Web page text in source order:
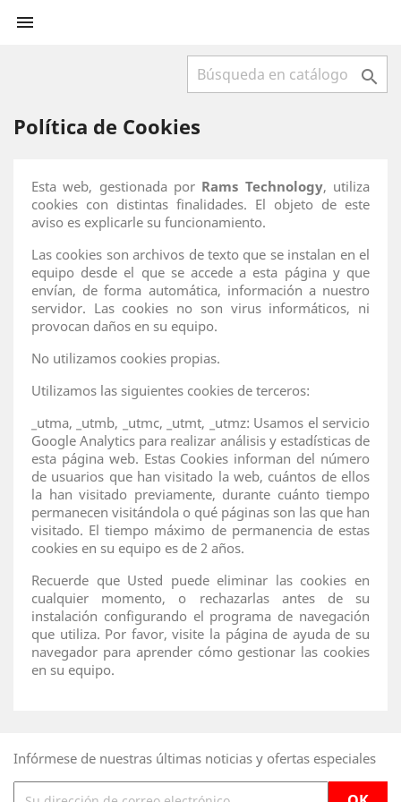


Política de Cookies
Esta web, gestionada por Rams Technology, utiliza
cookies con distintas finalidades. El objeto de este
aviso es explicarle su funcionamiento.
Las cookies son archivos de texto que se instalan en el
equipo desde el que se accede a esta página y que
envían, de forma automática, información a nuestro
servidor. Las cookies no son virus informáticos, ni
provocan daños en su equipo.
No utilizamos cookies propias.
Utilizamos las siguientes cookies de terceros:
_utma, _utmb, _utmc, _utmt, _utmz: Usamos el servicio
Google Analytics para realizar análisis y estadísticas de
esta página web. Estas Cookies informan del número
de usuarios que han visitado la web, cuántos de ellos
la han visitado previamente, durante cuánto tiempo
permanecen visitándola o qué páginas son las que han
visitado. El tiempo máximo de permanencia de estas
cookies en su equipo es de 2 años.
Recuerde que Usted puede eliminar las cookies en
cualquier momento, o rechazarlas antes de su
instalación configurando el programa de navegación
que utiliza. Por favor, visite la página de ayuda de su
navegador para aprender cómo gestionar las cookies
en su equipo.
Infórmese de nuestras últimas noticias y ofertas especiales